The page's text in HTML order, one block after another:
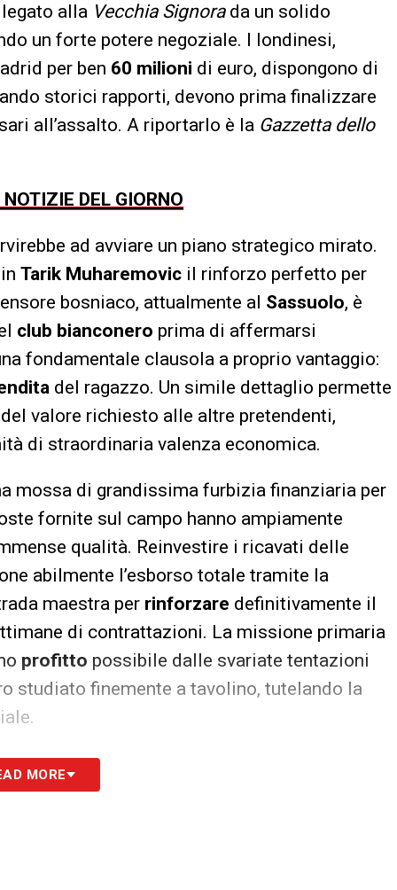
alla Vecchia Signorada un solido
un forte potere negoziale. I londinesi,
per ben 60 milioni di euro, dispongono di
storici rapporti, devono prima finalizzare
all’assalto. A riportarlo è la Gazzetta dello
DEL GIORNO
ad avviare un piano strategico mirato.
Tarik Muharemovic il rinforzo perfetto per
bosniaco, attualmente al Sassuolo, è
club bianconero prima di affermarsi
fondamentale clausola a proprio vantaggio:
del ragazzo. Un simile dettaglio permette
valore richiesto alle altre pretendenti,
di straordinaria valenza economica.
mossa di grandissima furbizia finanziaria per
fornite sul campo hanno ampiamente
qualità. Reinvestire i ricavati delle
abilmente l’esborso totale tramite la
maestra per rinforzare definitivamente il
di contrattazioni. La missione primaria
profitto possibile dalle svariate tentazioni
studiato finemente a tavolino, tutelando la
MORE